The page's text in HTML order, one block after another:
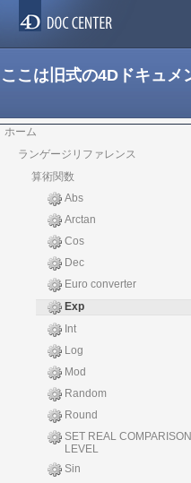
ここは旧式の4Dドキュ
ホーム
ランゲージリファレンス
算術関数
Abs
Arctan
Cos
Dec
Euro converter
Exp
Int
Log
Mod
Random
Round
SET REAL COMPARISON
LEVEL
Sin